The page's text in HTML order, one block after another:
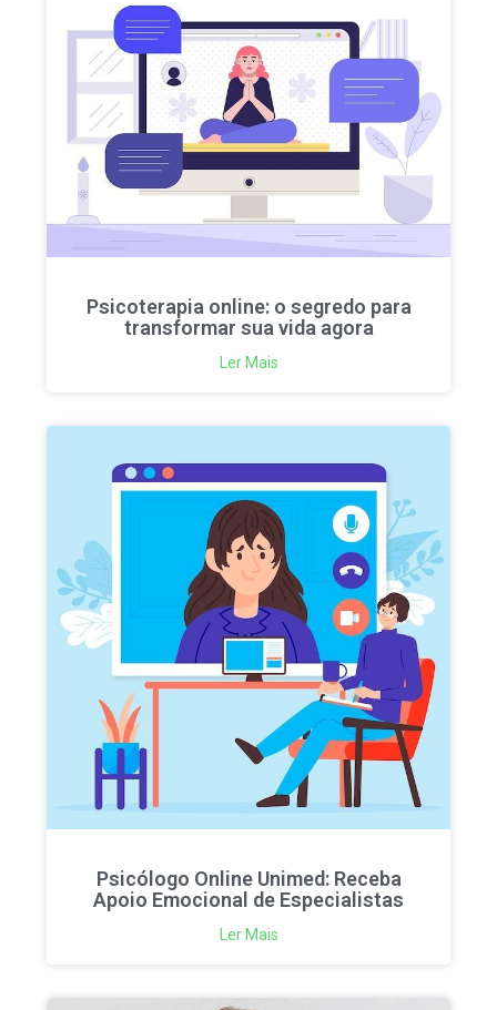
Psicoterapia online: o segredo para
transformar sua vida agora
Ler Mais
Psicólogo Online Unimed: Receba
Apoio Emocional de Especialistas
Ler Mais